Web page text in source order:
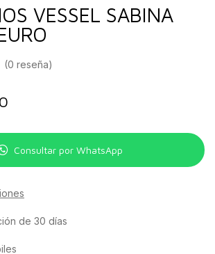
VESSEL SABINA
(0 reseña)
Consultar por WhatsApp
de 30 días